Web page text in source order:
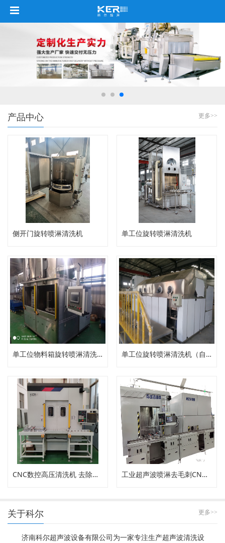
更多>>
产品中心
侧开门旋转喷淋清洗机 单工位旋转喷淋清洗机
单工位物料箱旋转喷淋清洗机 单工位旋转喷淋清洗机（自动压力清洗机）
CNC数控高压清洗机 去除内孔工件毛刺 工业超声波喷淋去毛刺CNC高压清洗机
更多>>
关于科尔
济南科尔超声波设备有限公司为一家专注生产超声波清洗设